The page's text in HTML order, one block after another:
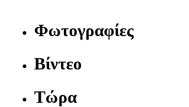
Φωτογραφίες
Βίντεο
Τώρα